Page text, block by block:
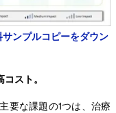
サンプルコピーをダウン
スト。
要な課題の1つは、治療